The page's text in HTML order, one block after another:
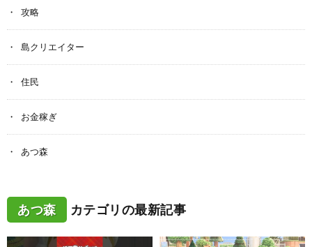
攻略
島クリエイター
住民
お金稼ぎ
あつ森
あつ森 カテゴリの最新記事